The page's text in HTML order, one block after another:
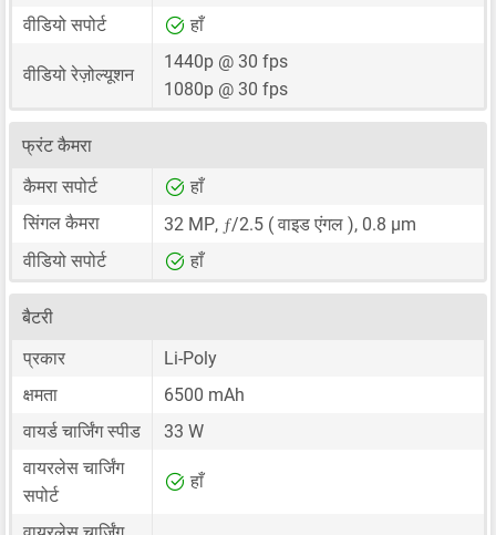
वीडियो सपोर्ट
हाँ
वीडियो रेज़ोल्यूशन
1440p @ 30 fps
1080p @ 30 fps
फ्रंट कैमरा
कैमरा सपोर्ट
हाँ
सिंगल कैमरा
32 MP, ƒ/2.5 ( वाइड एंगल ), 0.8 μm
वीडियो सपोर्ट
हाँ
बैटरी
प्रकार
Li-Poly
क्षमता
6500 mAh
वायर्ड चार्जिंग स्पीड
33 W
वायरलेस चार्जिंग
सपोर्ट
हाँ